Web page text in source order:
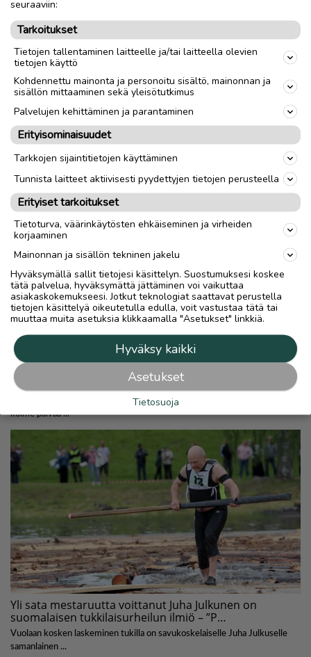
seuraaviin:
Tarkoitukset
Tietojen tallentaminen laitteelle ja/tai laitteella olevien
tietojen käyttö
Kohdennettu mainonta ja personoitu sisältö, mainonnan ja
sisällön mittaaminen sekä yleisötutkimus
Palvelujen kehittäminen ja parantaminen
Erityisominaisuudet
Tarkkojen sijaintitietojen käyttäminen
Tunnista laitteet aktiivisesti pyydettyjen tietojen perusteella
Erityiset tarkoitukset
Tietoturva, väärinkäytösten ehkäiseminen ja virheiden
korjaaminen
Mainonnan ja sisällön tekninen jakelu
Hyväksymällä sallit tietojesi käsittelyn. Suostumuksesi koskee
tätä palvelua, hyväksymättä jättäminen voi vaikuttaa
asiakaskokemukseesi. Jotkut teknologiat saattavat perustella
tietojen käsittelyä oikeutetulla edulla, voit vastustaa tätä tai
muuttaa muita asetuksia klikkaamalla "Asetukset" linkkiä.
Hyväksy kaikki
Asetukset
Tietosuoja